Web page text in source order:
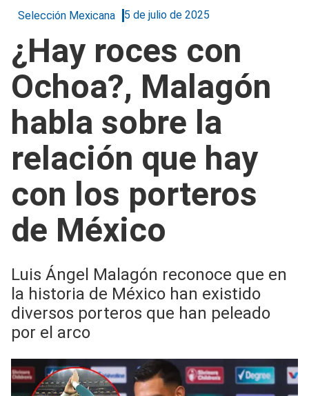
Selección Mexicana 5 de julio de 2025
¿Hay roces con
Ochoa?, Malagón
habla sobre la
relación que hay
con los porteros
de México
Luis Ángel Malagón reconoce que en
la historia de México han existido
diversos porteros que han peleado
por el arco